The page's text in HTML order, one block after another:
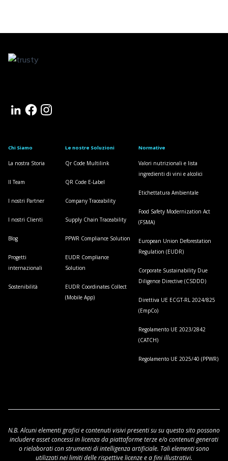
Chi Siamo
La nostra Storia
Il Team
I nostri Partner
I nostri Clienti
Blog
Progetti
internazionali
Sostenibilità
Le nostre Soluzioni
Qr Code Multilink
QR Code E-Label
Company Traceability
Supply Chain Traceability
PPWR Compliance Solution
EUDR Compliance
Solution
EUDR Coordinates Collect
(Mobile App)
Normative
Valori nutrizionali e lista
ingredienti di vini e alcolici
Etichettatura Ambientale
Food Safety Modernization Act
(FSMA)
European Union Deforestation
Regulation (EUDR)
Corporate Sustainability Due
Diligence Directive (CSDDD)
Direttiva UE ECGT-RL 2024/825
(EmpCo)
Regolamento UE 2023/2842
(CATCH)
Regolamento UE 2025/40 (PPWR)
N.B. Alcuni elementi grafici e contenuti visivi presenti su su questo sito possono
includere asset concessi in licenza da piattaforme terze e/o contenuti generati
o rielaborati con strumenti di intelligenza artificiale. Tali elementi sono
utilizzati nei limiti delle rispettive licenze e a fini illustrativi.